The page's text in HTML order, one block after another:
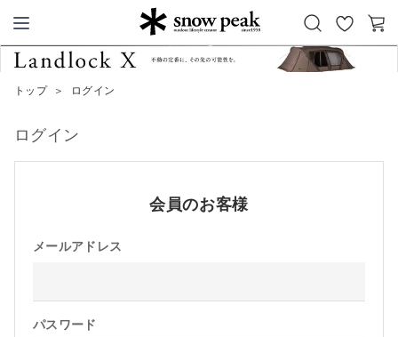
Snow Peak
お
気
カ
トップ ＞ ログイン
ログイン
会員のお客様
メールアドレス
パスワード